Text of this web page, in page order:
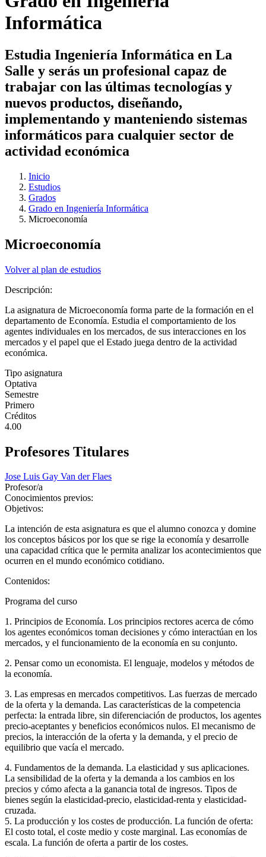
Informática
Estudia Ingeniería Informática en La
Salle y serás un profesional capaz de
trabajar con las últimas tecnologías y
nuevos productos, diseñando,
implementando y manteniendo sistemas
informáticos para cualquier sector de
actividad económica
Inicio
Estudios
Grados
Grado en Ingeniería Informática
Microeconomía
Microeconomía
Volver al plan de estudios
Descripción:
La asignatura de Microeconomía forma parte de la formación en el
departamento de Economía. Estudia el comportamiento de los
agentes individuales en los mercados, de sus interacciones en los
mercados y el papel que el Estado juega dentro de la actividad
económica.
Tipo asignatura
Optativa
Semestre
Primero
Créditos
4.00
Profesores Titulares
Jose Luis Gay Van der Flaes
Profesor/a
Conocimientos previos:
Objetivos:
La intención de esta asignatura es que el alumno conozca y domine
los conceptos básicos por los que se rige la economía y desarrolle
una capacidad crítica que le permita analizar los acontecimientos que
ocurren en el mundo económico cotidiano.
Contenidos:
Programa del curso
1. Principios de Economía. Los principios rectores acerca de cómo
los agentes económicos toman decisiones y cómo interactúan en los
mercados, y el funcionamiento de la economía en su conjunto.
2. Pensar como un economista. El lenguaje, modelos y métodos de
la economía.
3. Las empresas en mercados competitivos. Las fuerzas de mercado
de la oferta y la demanda. Las características de la competencia
perfecta: la entrada libre, sin diferenciación de productos, los agentes
precio-aceptantes y beneficios económicos nulos. El mecanismo de
precios, la interacción de la oferta y la demanda, y el precio de
equilibrio que vacía el mercado.
4. Fundamentos de la demanda. La elasticidad y sus aplicaciones.
La sensibilidad de la oferta y la demanda a los cambios en los
precios y cómo afecta a la ganancia total de ingresos. Tipos de
bienes según la elasticidad-precio, elasticidad-renta y elasticidad-
cruzada.
5. La producción y los costes de producción. La función de oferta:
El costo total, el coste medio y coste marginal. Las economías de
escala. La función de oferta a partir de los costes.